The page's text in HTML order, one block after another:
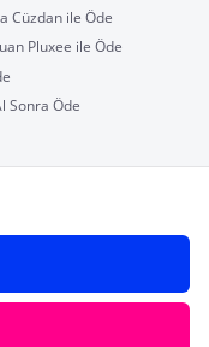
Cüzdan ile Öde
Pluxee ile Öde
Sonra Öde